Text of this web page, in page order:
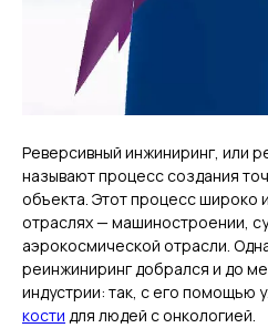
Реверсивный инжиниринг, или
называют процесс создания
объекта. Этот процесс широко
отраслях — машиностроении,
аэрокосмической отрасли.
реинжиниринг добрался и до
индустрии: так, с его помощью
кости для людей с онкологией.